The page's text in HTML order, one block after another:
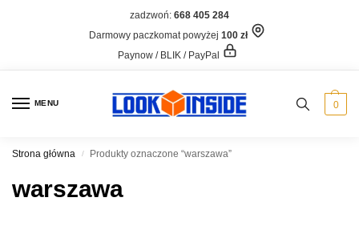
zadzwoń: 668 405 284
Darmowy paczkomat powyżej 100 zł
Paynow / BLIK / PayPal
MENU 0
Strona główna / Produkty oznaczone “warszawa”
warszawa